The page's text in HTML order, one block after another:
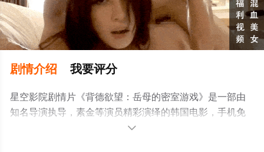
剧情介绍 我要评分
星空影院剧情片《背德欲望：岳母的密室游戏》是一部由
知名导演执导，素金等演员精彩演绎的韩国电影，手机免
费观看高清无删减完整版电影大全就上星空电影网，更多
